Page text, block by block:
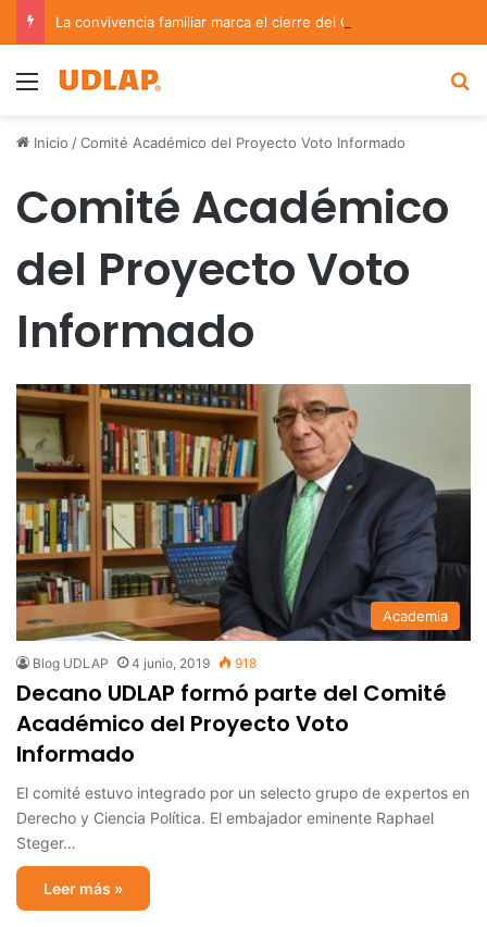
Menu
Inicio /Comité Académico del Proyecto Voto Informado
Comité Académico
del Proyecto Voto
Informado
Academia
Blog UDLAP 4 junio, 2019 918
Decano UDLAP formó parte del Comité
Académico del Proyecto Voto
Informado
El comité estuvo integrado por un selecto grupo de expertos en
Derecho y Ciencia Política. El embajador eminente Raphael
Steger…
Leer más »